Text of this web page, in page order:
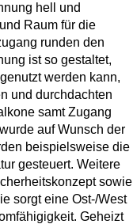
hell und
Raum für die
runden den
ist so gestaltet,
werden kann,
und durchdachten
samt Zugang
auf Wunsch der
beispielsweise die
gesteuert. Weitere
sowie
sorgt eine Ost-/West
Geheizt